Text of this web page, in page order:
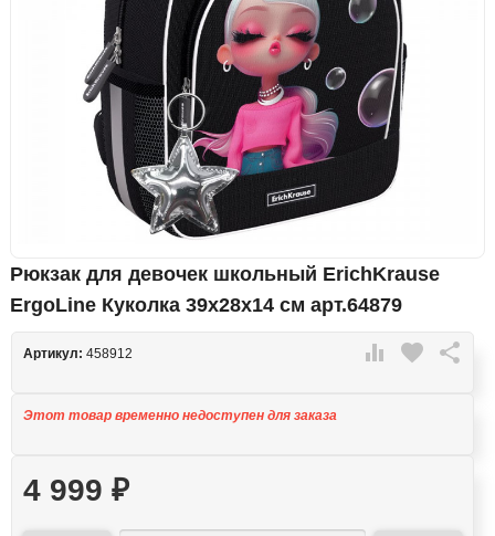
Рюкзак для девочек школьный ErichKrause
ErgoLine Куколка 39x28x14 см арт.64879
 favorite 
Артикул: 458912
Этот товар временно недоступен для заказа
4 999 ₽